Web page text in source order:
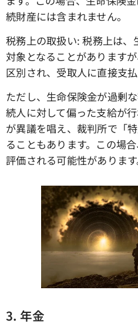
続財産には含まれません。
税務上の取扱い: 税務上は
対象となることがあります
区別され、受取人に直接支払
ただし、生命保険金が過剰
続人に対して偏った支給が
が異議を唱え、裁判所で「
ることもあります。この場
評価される可能性があります
3. 年金